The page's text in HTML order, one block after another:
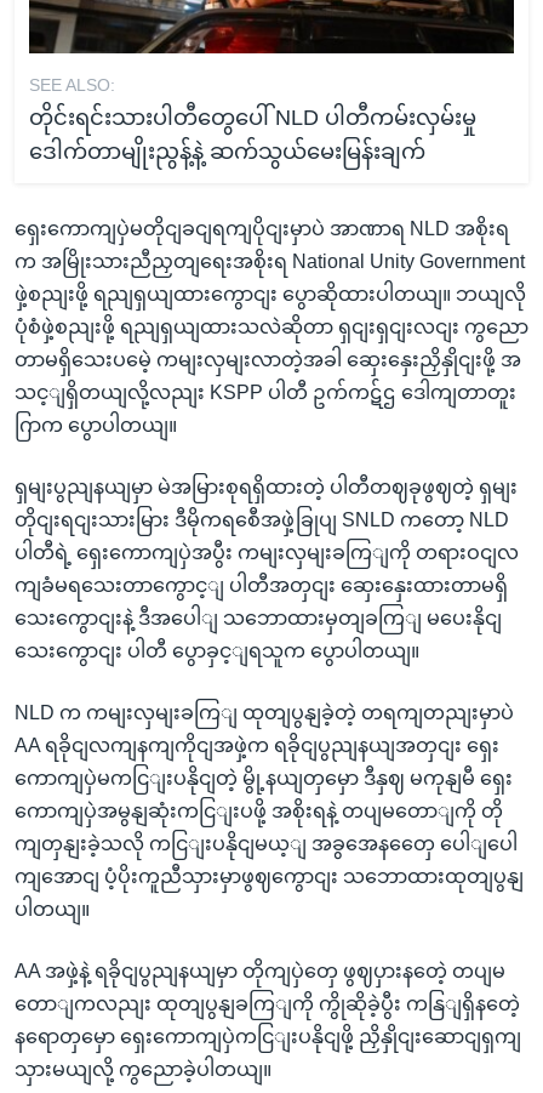
SEE ALSO:
တိုင်းရင်းသားပါတီတွေပေါ် NLD ပါတီကမ်းလှမ်းမှု
ဒေါက်တာမျိုးညွန့်နဲ့ ဆက်သွယ်မေးမြန်းချက်
ရှေးကောကျပှဲမတိုငျခငျရကျပိုငျးမှာပဲ အာဏာရ NLD အစိုးရ
က အမြိုးသားညီညှတျရေးအစိုးရ National Unity Government
ဖှဲ့စညျးဖို့ ရညျရှယျထားကွောငျး ပွောဆိုထားပါတယျ။ ဘယျလို
ပုံစံဖှဲ့စညျးဖို့ ရညျရှယျထားသလဲဆိုတာ ရှငျးရှငျးလငျး ကွညော
တာမရှိသေးပမေဲ့ ကမျးလှမျးလာတဲ့အခါ ဆှေးနှေးညှိနှိုငျးဖို့ အ
သင့ျရှိတယျလို့လညျး KSPP ပါတီ ဥက်ကဋ်ဌ ဒေါကျတာတူး
ဂြာက ပွောပါတယျ။
ရှမျးပွညျနယျမှာ မဲအမြားစုရရှိထားတဲ့ ပါတီတဈခုဖွဈတဲ့ ရှမျး
တိုငျးရငျးသားမြား ဒီမိုကရစေီအဖှဲ့ခြုပျ SNLD ကတော့ NLD
ပါတီရဲ့ ရှေးကောကျပှဲအပွီး ကမျးလှမျးခကြျကို တရားဝငျလ
ကျခံမရသေးတာကွောင့ျ ပါတီအတှငျး ဆှေးနှေးထားတာမရှိ
သေးကွောငျးနဲ့ ဒီအပေါျ သဘောထားမှတျခကြျ မပေးနိုငျ
သေးကွောငျး ပါတီ ပွောခှင့ျရသူက ပွောပါတယျ။
NLD က ကမျးလှမျးခကြျ ထုတျပွနျခဲ့တဲ့ တရကျတညျးမှာပဲ
AA ရခိုငျလကျနကျကိုငျအဖှဲ့က ရခိုငျပွညျနယျအတှငျး ရှေး
ကောကျပှဲမကငြျးပနိုငျတဲ့ မွို့နယျတှမှော ဒီနှဈ မကုနျမီ ရှေး
ကောကျပှဲအမွနျဆုံးကငြျးပဖို့ အစိုးရနဲ့ တပျမတောျကို တို
ကျတှနျးခဲ့သလို ကငြျးပနိုငျမယ့ျ အခွအေနတှေေ ပေါျပေါ
ကျအောငျ ပံ့ပိုးကူညီသှားမှာဖွဈကွောငျး သဘောထားထုတျပွနျ
ပါတယျ။
AA အဖှဲ့နဲ့ ရခိုငျပွညျနယျမှာ တိုကျပှဲတှေ ဖွဈပှားနတေဲ့ တပျမ
တောျကလညျး ထုတျပွနျခကြျကို ကွိုဆိုခဲ့ပွီး ကနြျရှိနတေဲ့
နရောတှမှော ရှေးကောကျပှဲကငြျးပနိုငျဖို့ ညှိနှိုငျးဆောငျရှကျ
သှားမယျလို့ ကွညောခဲ့ပါတယျ။